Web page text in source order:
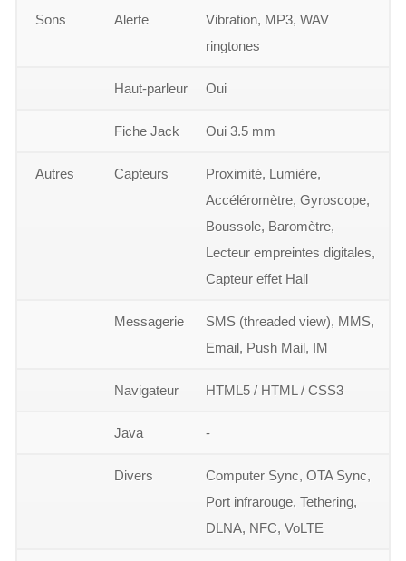
Sons Alerte
Vibration, MP3, WAV
ringtones
Haut-parleur Oui
Fiche Jack Oui 3.5 mm
Autres Capteurs
Proximité, Lumière,
Accéléromètre, Gyroscope,
Boussole, Baromètre,
Lecteur empreintes digitales,
Capteur effet Hall
Messagerie
SMS (threaded view), MMS,
Email, Push Mail, IM
Navigateur HTML5 / HTML / CSS3
Java -
Divers
Computer Sync, OTA Sync,
Port infrarouge, Tethering,
DLNA, NFC, VoLTE